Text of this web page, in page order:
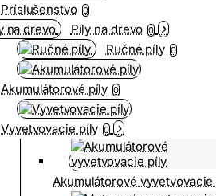
Príslušenstvo 0
Píly na drevo 0
Ručné píly 0
Akumulátorové píly 0
Vyvetvovacie píly 0
Akumulátorové